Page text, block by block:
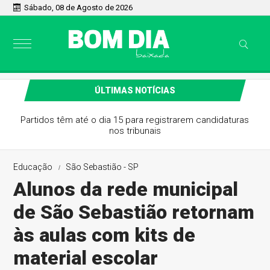
Sábado, 08 de Agosto de 2026
ÚLTIMAS NOTÍCIAS
Partidos têm até o dia 15 para registrarem candidaturas
nos tribunais
Educação São Sebastião - SP
Alunos da rede municipal
de São Sebastião retornam
às aulas com kits de
material escolar